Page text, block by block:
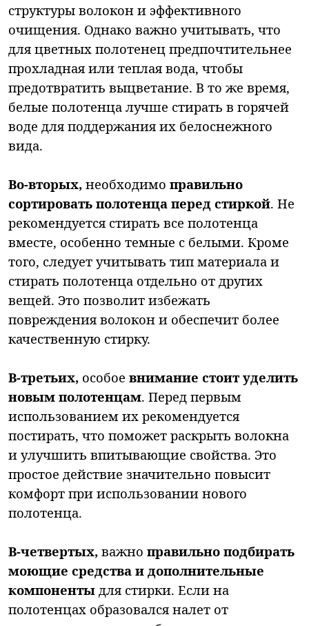
структуры волокон и эффективного
очищения. Однако важно учитывать, что
для цветных полотенец предпочтительнее
прохладная или теплая вода, чтобы
предотвратить выцветание. В то же время,
белые полотенца лучше стирать в горячей
воде для поддержания их белоснежного
вида.
Во-вторых, необходимо правильно
сортировать полотенца перед стиркой. Не
рекомендуется стирать все полотенца
вместе, особенно темные с белыми. Кроме
того, следует учитывать тип материала и
стирать полотенца отдельно от других
вещей. Это позволит избежать
повреждения волокон и обеспечит более
качественную стирку.
В-третьих, особое внимание стоит уделить
новым полотенцам. Перед первым
использованием их рекомендуется
постирать, что поможет раскрыть волокна
и улучшить впитывающие свойства. Это
простое действие значительно повысит
комфорт при использовании нового
полотенца.
В-четвертых, важно правильно подбирать
моющие средства и дополнительные
компоненты для стирки. Если на
полотенцах образовался налет от